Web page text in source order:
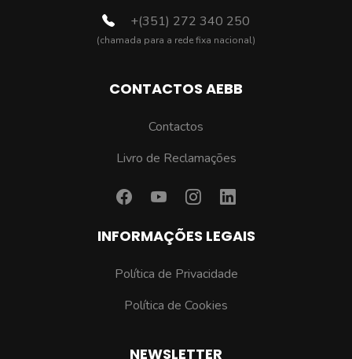
+(351) 272 340 250
(chamada para a rede fixa nacional)
CONTACTOS AEBB
Contactos
Livro de Reclamações
INFORMAÇÕES LEGAIS
Política de Privacidade
Política de Cookies
NEWSLETTER